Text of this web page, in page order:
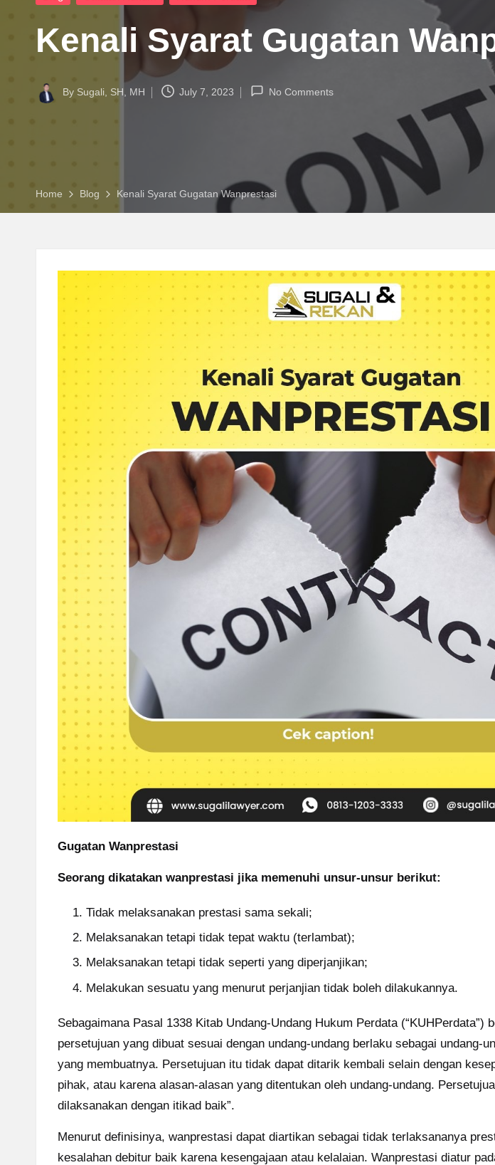
.
C
O
Kenali Syarat Gugatan
Posted
By Sugali, SH, MH July 7, 2023 No Comments
Home Blog Kenali Syarat Gugatan Wanprestasi
Gugatan Wanprestasi
Seorang dikatakan wanprestasi jika memenuhi unsur-unsur berikut:
Tidak melaksanakan prestasi sama sekali;
Melaksanakan tetapi tidak tepat waktu (terlambat);
Melaksanakan tetapi tidak seperti yang diperjanjikan;
Melakukan sesuatu yang menurut perjanjian tidak boleh dilakukannya.
Sebagaimana Pasal 1338 Kitab Undang-Undang Hukum Perdata (“KUHPerdata”)
persetujuan yang dibuat sesuai dengan undang-undang berlaku sebagai undang-
yang membuatnya. Persetujuan itu tidak dapat ditarik kembali selain dengan
pihak, atau karena alasan-alasan yang ditentukan oleh undang-undang.
dilaksanakan dengan itikad baik”.
Menurut definisinya, wanprestasi dapat diartikan sebagai tidak terlaksananya
kesalahan debitur baik karena kesengajaan atau kelalaian. Wanprestasi diatur